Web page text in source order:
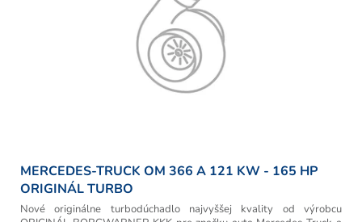
MERCEDES-TRUCK OM 366 A 121 KW - 165 HP
ORIGINÁL TURBO
Nové originálne turbodúchadlo najvyššej kvality od výrobcu